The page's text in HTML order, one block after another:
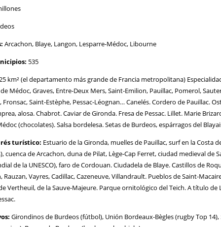
Arcachon, Blaye, Langon, Lesparre-Médoc, Libourne
535
km² (el departamento más grande de Francia metropolitana)
Médoc, Graves, Entre-Deux Mers, Saint-Emilion, Pauillac, Pomerol,
Saint-Estèphe, Pessac-Léognan… Canelés. Cordero de Pauillac.
alosa. Chabrot. Caviar de Gironda. Fresa de Pessac. Lillet. Marie
(chocolates). Salsa bordelesa. Setas de Burdeos, espárragos del
turístico: Estuario de la Gironda, muelles de Pauillac, surf en la Costa
cuenca de Arcachon, duna de Pilat, Lège-Cap Ferret, ciudad medieval de
de la UNESCO), faro de Cordouan. Ciudadela de Blaye. Castillos de
Rauzan, Vayres, Cadillac, Cazeneuve, Villandrault. Pueblos de Saint-
Vertheuil, de la Sauve-Majeure. Parque ornitológico del Teich. A título de
Girondinos de Burdeos (fútbol), Unión Bordeaux-Bègles (rugby Top 14),